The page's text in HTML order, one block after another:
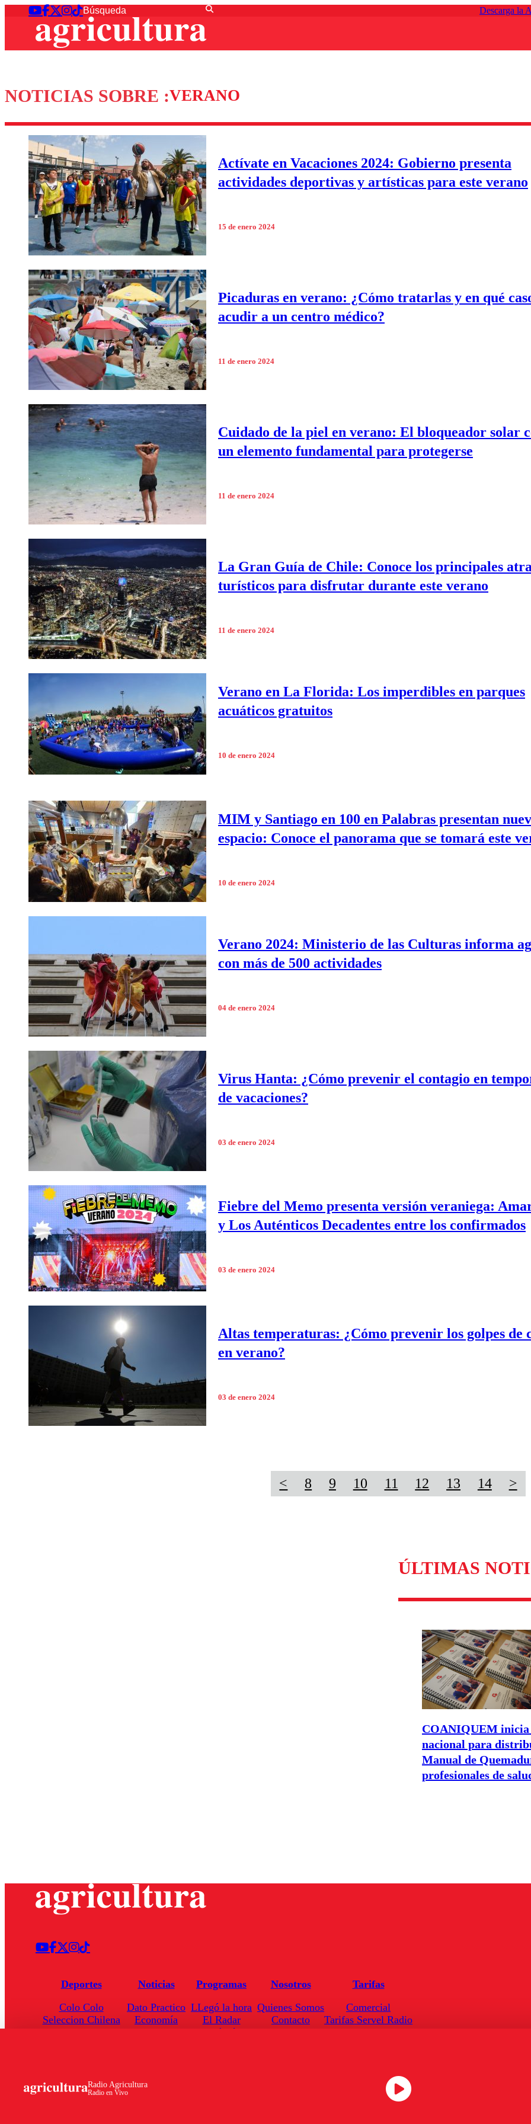
Descarga la
NOTICIAS SOBRE :VERANO
Actívate en Vacaciones 2024: Gobierno presenta
actividades deportivas y artísticas para este verano
15 de enero 2024
Picaduras en verano: ¿Cómo tratarlas y en qué
acudir a un centro médico?
11 de enero 2024
Cuidado de la piel en verano: El bloqueador solar
un elemento fundamental para protegerse
11 de enero 2024
La Gran Guía de Chile: Conoce los principales
turísticos para disfrutar durante este verano
11 de enero 2024
Verano en La Florida: Los imperdibles en parques
acuáticos gratuitos
10 de enero 2024
MIM y Santiago en 100 en Palabras presentan
espacio: Conoce el panorama que se tomará este
10 de enero 2024
Verano 2024: Ministerio de las Culturas informa
con más de 500 actividades
04 de enero 2024
Virus Hanta: ¿Cómo prevenir el contagio en
de vacaciones?
03 de enero 2024
Fiebre del Memo presenta versión veraniega:
y Los Auténticos Decadentes entre los confirmados
03 de enero 2024
Altas temperaturas: ¿Cómo prevenir los golpes de
en verano?
03 de enero 2024
< 8 9 10 11 12 13 14 >
ÚLTIMAS
COANIQUEM
nacional para
Manual de
profesionales de
Radio Agricultura
Radio en Vivo
Deportes
Colo Colo
Seleccion Chilena
Noticias
Dato Practico
Economía
Programas
LLegó la hora
El Radar
Enfoqué Público
Nosotros
Quienes Somos
Contacto
Tarifas
Comercial
Tarifas Servel Radio